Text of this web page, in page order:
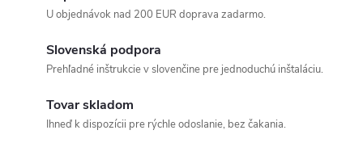
U objednávok nad 200 EUR doprava zadarmo.
Slovenská podpora
Prehľadné inštrukcie v slovenčine pre jednoduchú inštaláciu.
Tovar skladom
Ihneď k dispozícii pre rýchle odoslanie, bez čakania.